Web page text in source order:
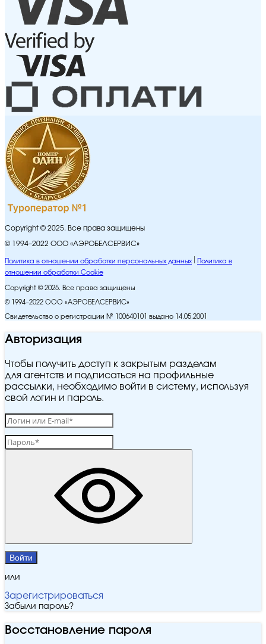
Copyright © 2025. Все права защищены
© 1994–2022 ООО «АЭРОБЕЛСЕРВИС»
Политика в отношении обработки персональных данных
Политика в
отношении обработки Cookie
Copyright © 2025. Все права защищены
© 1994–2022 ООО «АЭРОБЕЛСЕРВИС»
Свидетельство о регистрации № 100640101 выдано 14.05.2001
Авторизация
Чтобы получить доступ к закрытым разделам
для агентств и подписаться на профильные
рассылки, необходимо войти в систему, используя
свой логин и пароль.
Войти
или
Зарегистрироваться
Забыли пароль?
Восстановление пароля